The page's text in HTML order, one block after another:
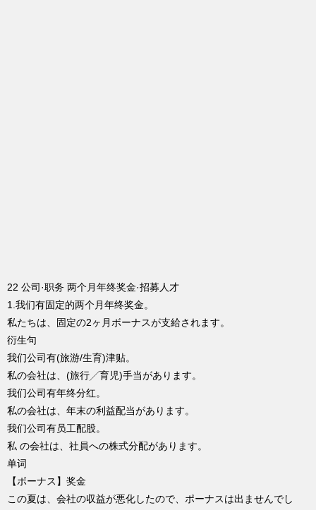
22 公司·职务 两个月年终奖金·招募人才
1.我们有固定的两个月年终奖金。
私たちは、固定の2ヶ月ボーナスが支給されます。
衍生句
我们公司有(旅游/生育)津贴。
私の会社は、(旅行╱育児)手当があります。
我们公司有年终分红。
私の会社は、年末の利益配当があります。
我们公司有员工配股。
私 の会社は、社員への株式分配があります。
单词
【ボーナス】奖金
この夏は、会社の収益が悪化したので、ポーナスは出ませんでし